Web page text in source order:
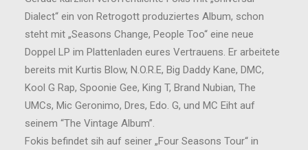
Dialect“ ein von Retrogott produziertes Album, schon
steht mit „Seasons Change, People Too“ eine neue
Doppel LP im Plattenladen eures Vertrauens. Er arbeitete
bereits mit Kurtis Blow, N.O.R.E, Big Daddy Kane, DMC,
Kool G Rap, Spoonie Gee, King T, Brand Nubian, The
UMCs, Mic Geronimo, Dres, Edo. G, und MC Eiht auf
seinem “The Vintage Album”.
Fokis befindet sih auf seiner „Four Seasons Tour“ in